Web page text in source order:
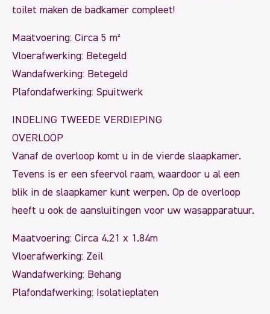
toilet maken de badkamer compleet!
Maatvoering: Circa 5 m²
Vloerafwerking: Betegeld
Wandafwerking: Betegeld
Plafondafwerking: Spuitwerk
INDELING TWEEDE VERDIEPING
OVERLOOP
Vanaf de overloop komt u in de vierde slaapkamer.
Tevens is er een sfeervol raam, waardoor u al een
blik in de slaapkamer kunt werpen. Op de overloop
heeft u ook de aansluitingen voor uw wasapparatuur.
Maatvoering: Circa 4.21 x 1.84m
Vloerafwerking: Zeil
Wandafwerking: Behang
Plafondafwerking: Isolatieplaten